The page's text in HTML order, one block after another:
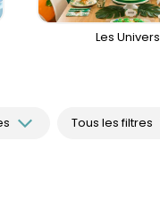
Les Univers
Tous les filtres